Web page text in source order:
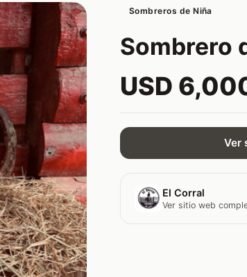
Sombreros de Niña
Sombrero
USD
Ver
El Corral
Ver sitio web